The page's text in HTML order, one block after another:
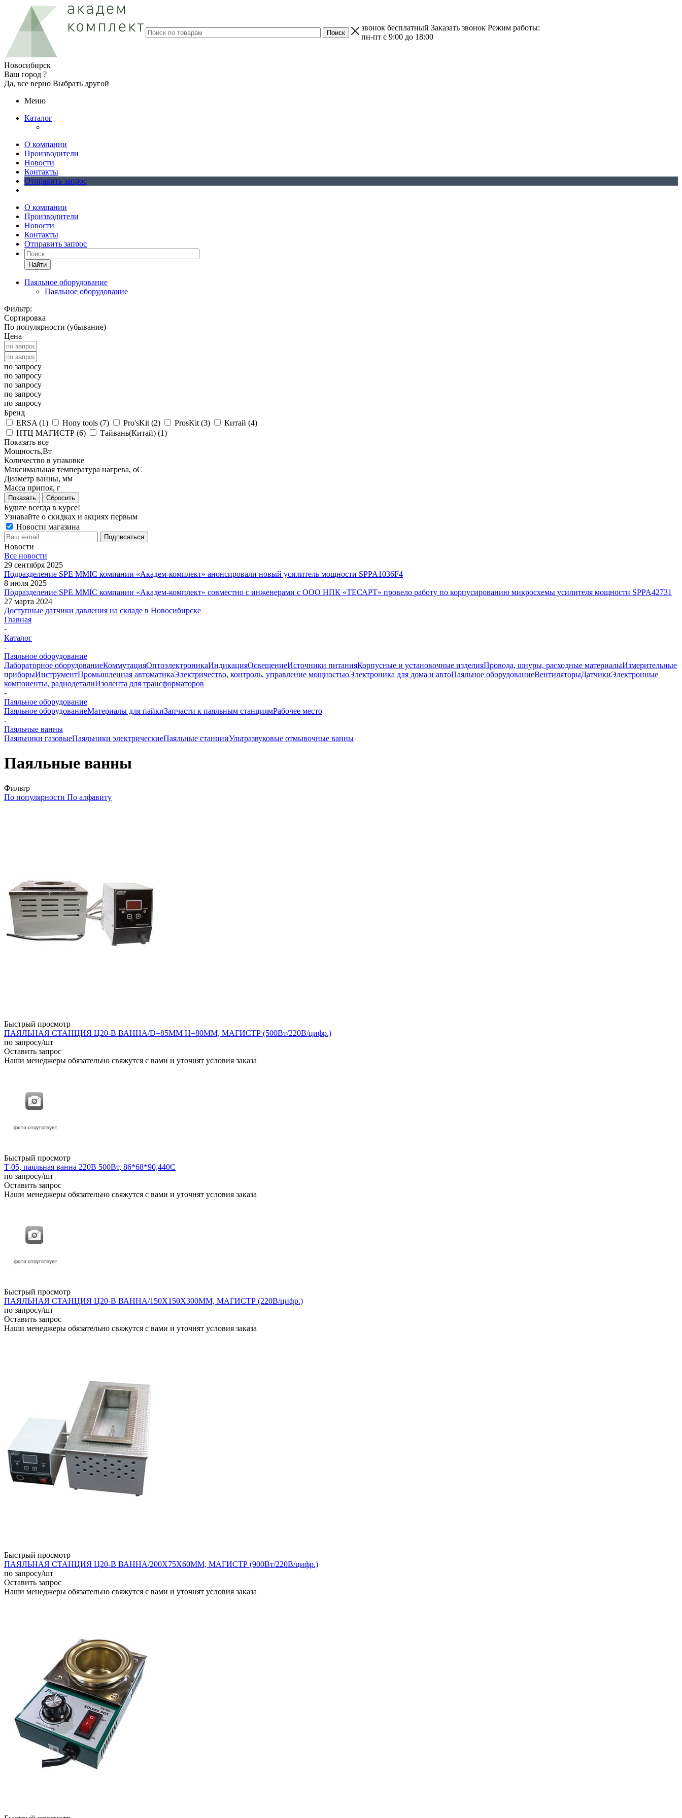
звонок бесплатный Заказать звонок Режим работы:
пн-пт с 9:00 до 18:00
Новосибирск
Ваш город ?
Да, все верно Выбрать другой
Меню
Каталог
О компании
Производители
Новости
Контакты
Отправить запрос
О компании
Производители
Новости
Контакты
Отправить запрос
Найти
Паяльное оборудование
Паяльное оборудование
Фильтр:
Сортировка
По популярности (убывание)
Цена
по запросу
по запросу
по запросу
по запросу
по запросу
Бренд
ERSA (1) Hony tools (7) Pro'sKit (2) ProsKit (3) Китай (4)
НТЦ МАГИСТР (6) Тайвань(Китай) (1)
Показать все
Мощность,Вт
Количество в упаковке
Максимальная температура нагрева, оС
Диаметр ванны, мм
Масса припоя, г
Показать Сбросить
Будьте всегда в курсе!
Узнавайте о скидках и акциях первым
Новости магазина
Новости
Все новости
29 сентября 2025
Подразделение SPE MMIC компании «Академ-комплект» анонсировали новый усилитель мощности SPPA1036F4
8 июля 2025
Подразделение SPE MMIC компании «Академ-комплект» совместно с инженерами с ООО НПК «ТЕСАРТ» провело работу по корпусированию микросхемы усилителя мощности SPPA42731
27 марта 2024
Доступные датчики давления на складе в Новосибирске
Главная
-
Каталог
-
Паяльное оборудование
Лабораторное оборудованиеКоммутацияОптоэлектроникаИндикацияОсвещениеИсточники питанияКорпусные и установочные изделияПровода, шнуры, расходные материалыИзмерительные
приборыИнструментПромышленная автоматикаЭлектричество, контроль, управление мощностьюЭлектроника для дома и автоПаяльное оборудованиеВентиляторыДатчикиЭлектронные
компоненты, радиодеталиИзолента для трансформаторов
-
Паяльное оборудование
Паяльное оборудованиеМатериалы для пайкиЗапчасти к паяльным станциямРабочее место
-
Паяльные ванны
Паяльники газовыеПаяльники электрическиеПаяльные станцииУльтразвуковые отмывочные ванны
Паяльные ванны
Фильтр
По популярности По алфавиту
Быстрый просмотр
ПАЯЛЬНАЯ СТАНЦИЯ Ц20-В ВАННА/D=85ММ H=80ММ, МАГИСТР (500Вт/220В/цифр.)
по запросу/шт
Оставить запрос
Наши менеджеры обязательно свяжутся с вами и уточнят условия заказа
Быстрый просмотр
T-05, паяльная ванна 220В 500Вт, 86*68*90,440С
по запросу/шт
Оставить запрос
Наши менеджеры обязательно свяжутся с вами и уточнят условия заказа
Быстрый просмотр
ПАЯЛЬНАЯ СТАНЦИЯ Ц20-В ВАННА/150Х150Х300ММ, МАГИСТР (220В/цифр.)
по запросу/шт
Оставить запрос
Наши менеджеры обязательно свяжутся с вами и уточнят условия заказа
Быстрый просмотр
ПАЯЛЬНАЯ СТАНЦИЯ Ц20-В ВАННА/200Х75Х60ММ, МАГИСТР (900Вт/220В/цифр.)
по запросу/шт
Оставить запрос
Наши менеджеры обязательно свяжутся с вами и уточнят условия заказа